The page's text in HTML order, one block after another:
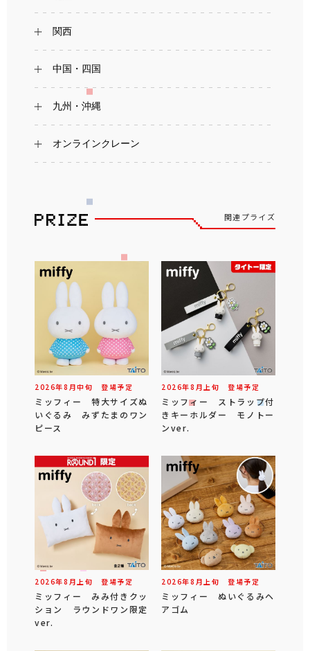
関西
中国・四国
九州・沖縄
オンラインクレーン
関連プライズ
2026年8 月中旬 登場予定
ミッフィー 特大サイズぬ
いぐるみ みずたまのワン
ピース
2026年8 月 上旬 登場予定
ミッフィー ストラップ付
きキーホルダー モノトー
ンver.
2026年8 月 上旬 登場予定
ミッフィー みみ付きクッ
ション ラウンドワン限定
ver.
2026年8 月 上旬 登場予定
ミッフィー ぬいぐるみヘ
アゴム